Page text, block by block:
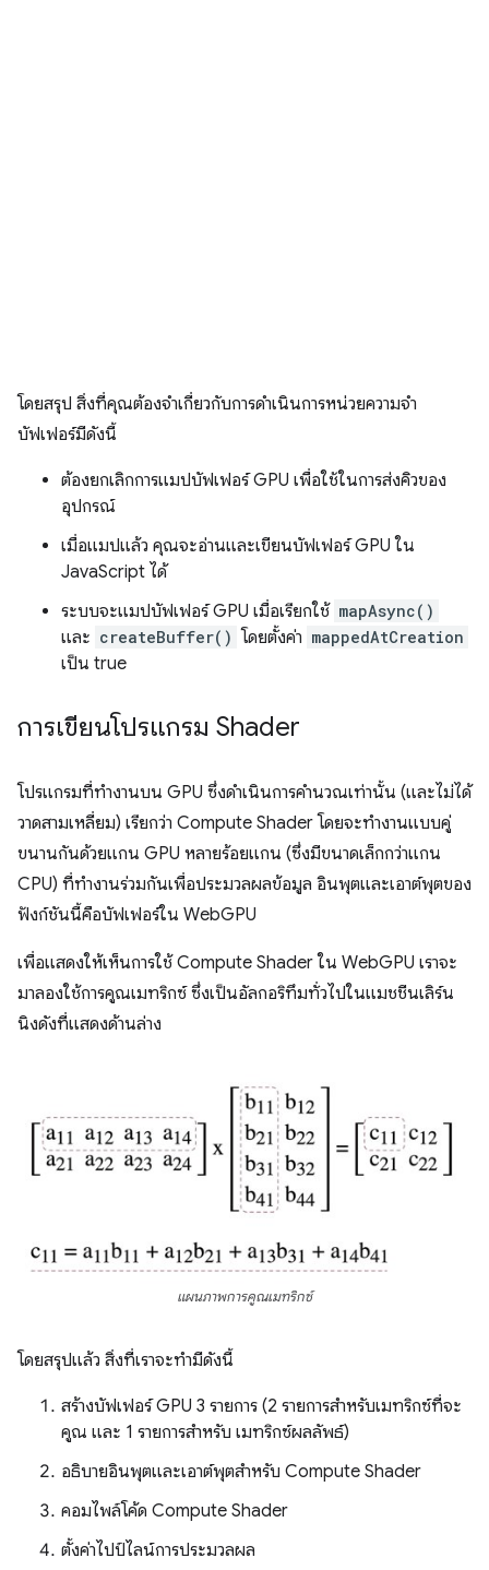
โดยสรุป สิ่งที่คุณต้องจำเกี่ยวกับการดำเนินการหน่วยความจำ
บัฟเฟอร์มีดังนี้
ต้องยกเลิกการแมปบัฟเฟอร์ GPU เพื่อใช้ในการส่งคิวของ
อุปกรณ์
เมื่อแมปแล้ว คุณจะอ่านและเขียนบัฟเฟอร์ GPU ใน
JavaScript ได้
ระบบจะแมปบัฟเฟอร์ GPU เมื่อเรียกใช้ mapAsync()
และ createBuffer() โดยตั้งค่า mappedAtCreation
เป็น true
การเขียนโปรแกรม Shader
โปรแกรมที่ทำงานบน GPU ซึ่งดำเนินการคำนวณเท่านั้น (และไม่ได้
วาดสามเหลี่ยม) เรียกว่า Compute Shader โดยจะทำงานแบบคู่
ขนานกันด้วยแกน GPU หลายร้อยแกน (ซึ่งมีขนาดเล็กกว่าแกน
CPU) ที่ทำงานร่วมกันเพื่อประมวลผลข้อมูล อินพุตและเอาต์พุตของ
ฟังก์ชันนี้คือบัฟเฟอร์ใน WebGPU
เพื่อแสดงให้เห็นการใช้ Compute Shader ใน WebGPU เราจะ
มาลองใช้การคูณเมทริกซ์ ซึ่งเป็นอัลกอริทึมทั่วไปในแมชชีนเลิร์น
นิงดังที่แสดงด้านล่าง
แผนภาพการคูณเมทริกซ์
โดยสรุปแล้ว สิ่งที่เราจะทำมีดังนี้
สร้างบัฟเฟอร์ GPU 3 รายการ (2 รายการสำหรับเมทริกซ์ที่จะ
คูณ และ 1 รายการสำหรับ เมทริกซ์ผลลัพธ์)
อธิบายอินพุตและเอาต์พุตสำหรับ Compute Shader
คอมไพล์โค้ด Compute Shader
ตั้งค่าไปป์ไลน์การประมวลผล